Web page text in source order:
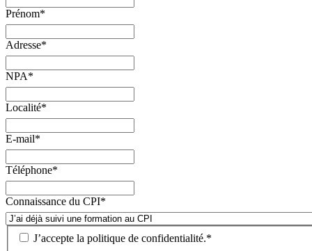
Prénom*
Adresse*
NPA*
Localité*
E-mail*
Téléphone*
Connaissance du CPI*
J’accepte la politique de confidentialité.*